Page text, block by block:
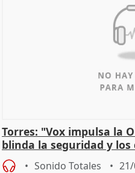
Torres: "Vox impulsa la
blinda la seguridad y los
control"
Sonido Totales